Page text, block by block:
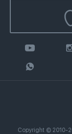
Copyright © 2010-